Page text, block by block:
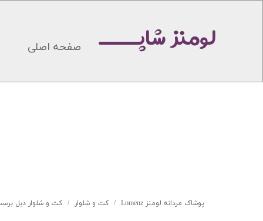
صفحه اصلی لومنز شاپـــــ
پوشاک مردانه لومنز Lomenz کت و شلوار کت و شلوار دبل